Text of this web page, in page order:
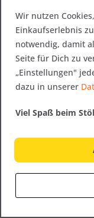
Art.-Nr. 26741
Damen
ab 79,95 € *
Wir nutzen
Einkaufserlebnis
notwendig, damit
Seite für Dich zu
„Einstellungen"
dazu in unserer
Viel Spaß beim